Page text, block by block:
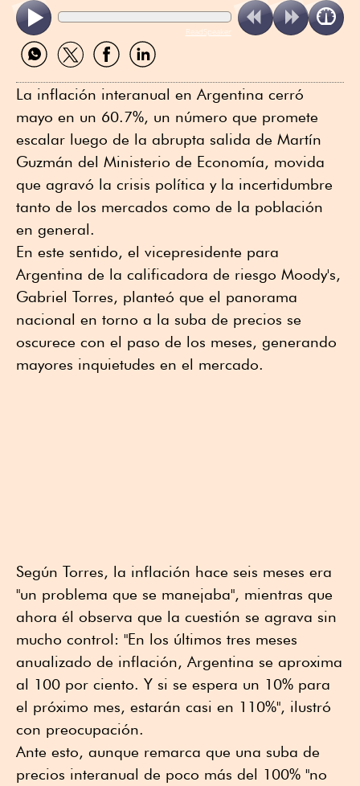
ReadSpeaker
Compartir
por
Compartir
por
Compartir
por
Compartir
por
La inflación interanual en Argentina cerró
mayo en un 60.7%, un número que promete
escalar luego de la abrupta salida de Martín
Guzmán del Ministerio de Economía, movida
que agravó la crisis política y la incertidumbre
tanto de los mercados como de la población
en general.
En este sentido, el vicepresidente para
Argentina de la calificadora de riesgo Moody's,
Gabriel Torres, planteó que el panorama
nacional en torno a la suba de precios se
oscurece con el paso de los meses, generando
mayores inquietudes en el mercado.
Según Torres, la inflación hace seis meses era
"un problema que se manejaba", mientras que
ahora él observa que la cuestión se agrava sin
mucho control: "En los últimos tres meses
anualizado de inflación, Argentina se aproxima
al 100 por ciento. Y si se espera un 10% para
el próximo mes, estarán casi en 110%", ilustró
con preocupación.
Ante esto, aunque remarca que una suba de
precios interanual de poco más del 100% "no